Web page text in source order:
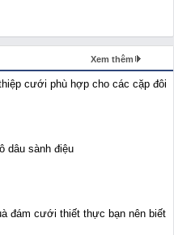
Xem thêm
cưới phù hợp cho các cặp đôi
dâu sành điệu
đám cưới thiết thực bạn nên biết